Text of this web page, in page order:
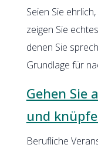
Seien Sie
zeigen Sie
denen Sie
Grundlage für
Gehen Sie
und
Berufliche